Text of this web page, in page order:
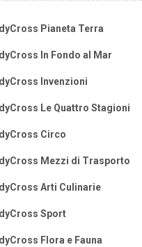
Pianeta Terra
In Fondo al Mar
Invenzioni
Le Quattro Stagioni
Circo
Mezzi di Trasporto
Arti Culinarie
Sport
Flora e Fauna